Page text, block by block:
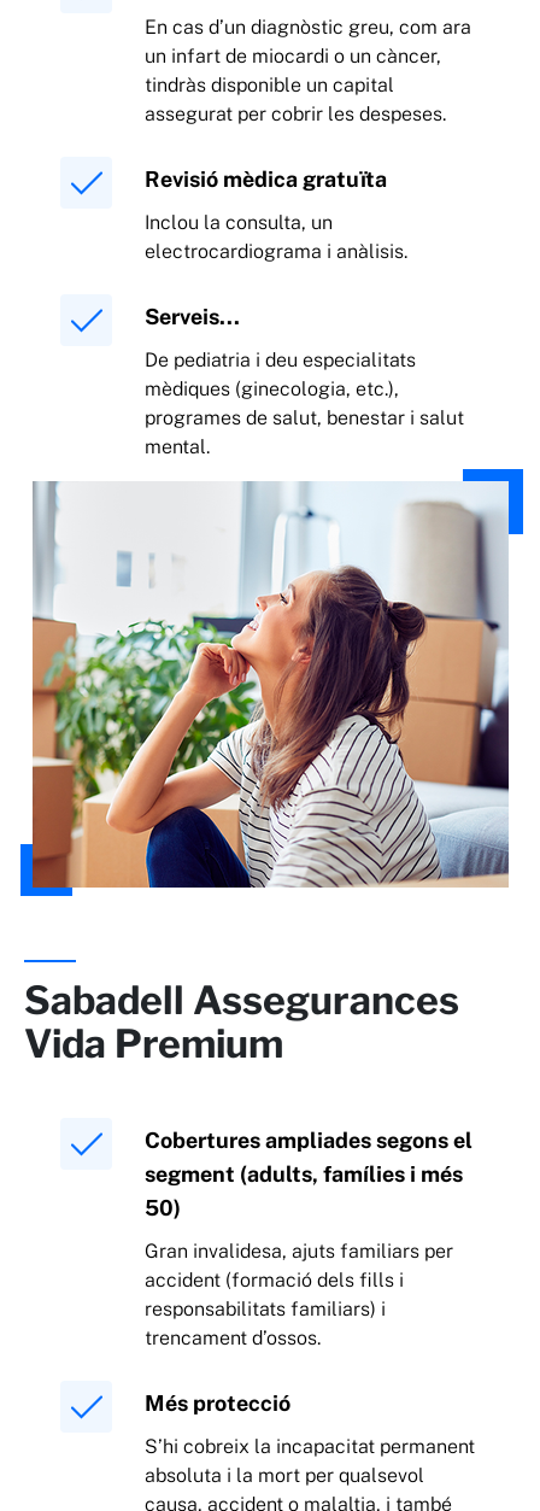
En cas d’un diagnòstic greu, com ara
un infart de miocardi o un càncer,
tindràs disponible un capital
assegurat per cobrir les despeses.
Revisió mèdica gratuïta
Inclou la consulta, un
electrocardiograma i anàlisis.
Serveis...
De pediatria i deu especialitats
mèdiques (ginecologia, etc.),
programes de salut, benestar i salut
mental.
Sabadell Assegurances
Vida Premium
Cobertures ampliades segons el
segment (adults, famílies i més
50)
Gran invalidesa, ajuts familiars per
accident (formació dels fills i
responsabilitats familiars) i
trencament d’ossos.
Més protecció
S’hi cobreix la incapacitat permanent
absoluta i la mort per qualsevol
causa, accident o malaltia, i també